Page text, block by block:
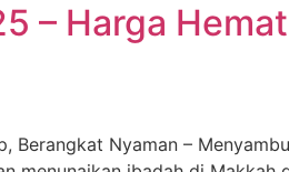
– Harga
Nyaman –